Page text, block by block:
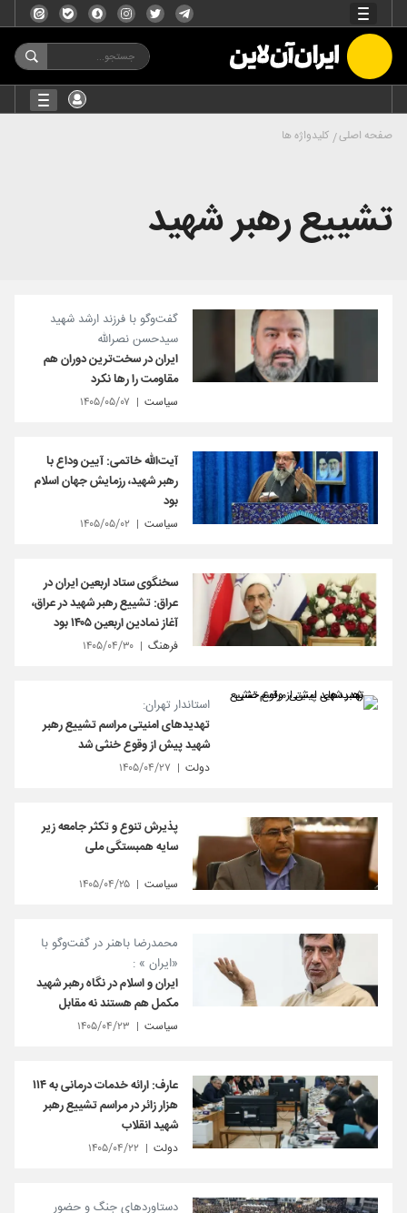
صفحه اصلی کلیدواژه ها
تشییع رهبر شهید
گفت‌وگو با فرزند ارشد شهید
سیدحسن نصرالله
ایران در سخت‌ترین دوران هم
مقاومت را رها نکرد
سیاست ۱۴۰۵/۰۵/۰۷
آیت‌الله خاتمی: آیین وداع با
رهبر شهید، رزمایش جهان اسلام
بود
سیاست ۱۴۰۵/۰۵/۰۲
سخنگوی ستاد اربعین ایران در
عراق: تشییع رهبر شهید در عراق،
آغاز نمادین اربعین ۱۴۰۵ بود
فرهنگ ۱۴۰۵/۰۴/۳۰
استاندار تهران:
تهدیدهای امنیتی مراسم تشییع رهبر
شهید پیش از وقوع خنثی شد
دولت ۱۴۰۵/۰۴/۲۷
پذیرش تنوع و تکثر جامعه زیر
سایه همبستگی ملی
سیاست ۱۴۰۵/۰۴/۲۵
محمدرضا باهنر در گفت‌وگو با
«ایران » :
ایران و اسلام در نگاه رهبر شهید
مکمل هم هستند نه مقابل
سیاست ۱۴۰۵/۰۴/۲۳
عارف: ارائه خدمات درمانی به ۱۱۴
هزار زائر در مراسم تشییع رهبر
شهید انقلاب
دولت ۱۴۰۵/۰۴/۲۲
دستاوردهای جنگ و حضور